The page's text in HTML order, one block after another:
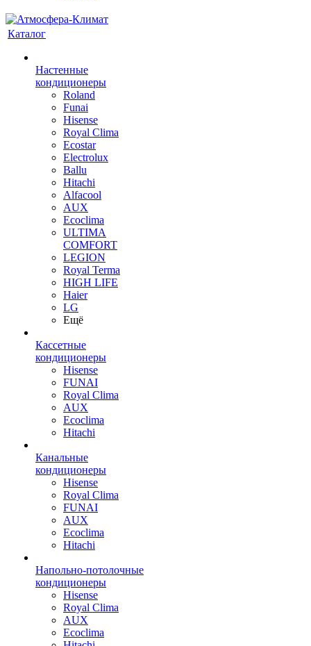
Каталог
Настенные
кондиционеры
Roland
Funai
Hisense
Royal Clima
Ecostar
Electrolux
Ballu
Hitachi
Alfacool
AUX
Ecoclima
ULTIMA
COMFORT
LEGION
Royal Terma
HIGH LIFE
Haier
LG
Ещё
Кассетные
кондиционеры
Hisense
FUNAI
Royal Clima
AUX
Ecoclima
Hitachi
Канальные
кондиционеры
Hisense
Royal Clima
FUNAI
AUX
Ecoclima
Hitachi
Напольно-потолочные
кондиционеры
Hisense
Royal Clima
AUX
Ecoclima